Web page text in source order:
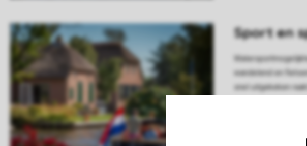
Sport en
wandelend en
snel uitgekeken